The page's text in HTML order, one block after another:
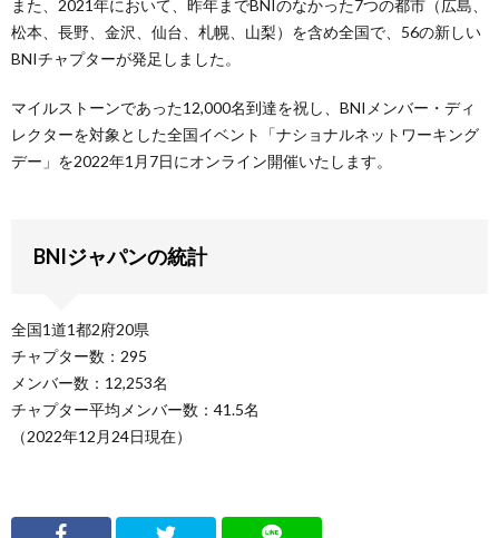
また、2021年において、昨年までBNIのなかった7つの都市（広島、
松本、長野、金沢、仙台、札幌、山梨）を含め全国で、56の新しい
BNIチャプターが発足しました。
マイルストーンであった12,000名到達を祝し、BNIメンバー・ディ
レクターを対象とした全国イベント「ナショナルネットワーキング
デー」を2022年1月7日にオンライン開催いたします。
BNIジャパンの統計
全国1道1都2府20県
チャプター数：295
メンバー数：12,253名
チャプター平均メンバー数：41.5名
（2022年12月24日現在）